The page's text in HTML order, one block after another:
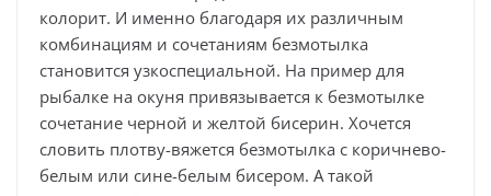
колорит. И именно благодаря их различным
комбинациям и сочетаниям безмотылка
становится узкоспециальной. На пример для
рыбалке на окуня привязывается к безмотылке
сочетание черной и желтой бисерин. Хочется
словить плотву-вяжется безмотылка с коричнево-
белым или сине-белым бисером. А такой